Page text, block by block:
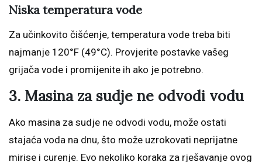
Niska temperatura vode
Za učinkovito čišćenje, temperatura vode treba biti
najmanje 120°F (49°C). Provjerite postavke vašeg
grijača vode i promijenite ih ako je potrebno.
3. Masina za sudje ne odvodi vodu
Ako masina za sudje ne odvodi vodu, može ostati
stajaća voda na dnu, što može uzrokovati neprijatne
mirise i curenje. Evo nekoliko koraka za rješavanje ovog